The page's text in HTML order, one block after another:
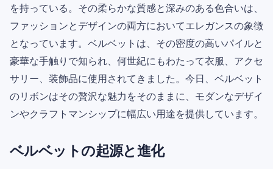
を持っている。その柔らかな質感と深みのある色合いは、
ファッションとデザインの両方においてエレガンスの象徴
となっています。ベルベットは、その密度の高いパイルと
豪華な手触りで知られ、何世紀にもわたって衣服、アクセ
サリー、装飾品に使用されてきました。今日、ベルベット
のリボンはその贅沢な魅力をそのままに、モダンなデザイ
ンやクラフトマンシップに幅広い用途を提供しています。
ベルベットの起源と進化